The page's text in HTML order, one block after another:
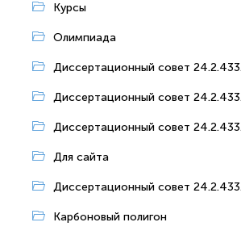
Курсы
Олимпиада
Диссертационный совет
Диссертационный совет
Диссертационный совет
Для сайта
Диссертационный совет
Карбоновый полигон